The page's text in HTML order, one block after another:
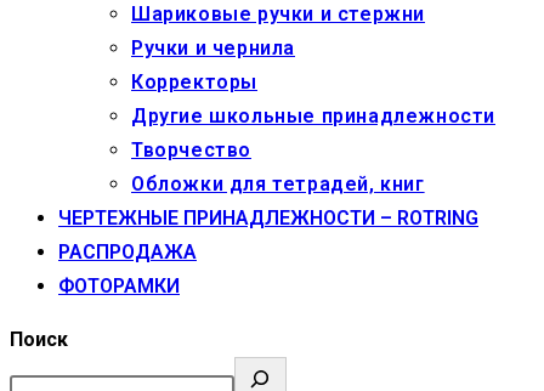
Шариковые ручки и стержни
Ручки и чернила
Корректоры
Другие школьные принадлежности
Творчество
Обложки для тетрадей, книг
ЧЕРТЕЖНЫЕ ПРИНАДЛЕЖНОСТИ – ROTRING
РАСПРОДАЖА
ФОТОРАМКИ
Поиск